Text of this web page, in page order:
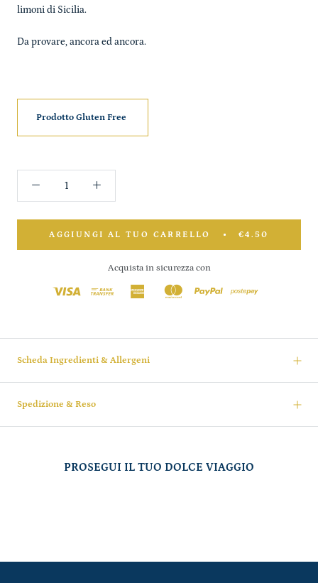
limoni di Sicilia.
Da provare, ancora ed ancora.
Prodotto Gluten Free
AGGIUNGI AL TUO CARRELLO €4.50
Acquista in sicurezza con
Scheda Ingredienti & Allergeni
Spedizione & Reso
PROSEGUI IL TUO DOLCE VIAGGIO